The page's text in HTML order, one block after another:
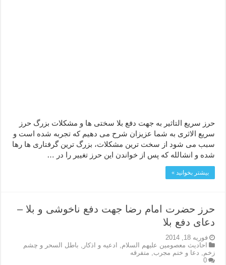
حرز سریع التاثیر به جهت دفع بلا سختی ها و مشکلات بزرگ حرز
سریع الاثری به شما عزیزان شرح می دهیم که تجربه شده است و
سبب می شود از سخت ترین مشکلات، بزرگ ترین گرفتاری ها رها
شده و انشالله که پس از خواندن این حرز تغییر را در …
بیشتر بخوانید »
حرز حضرت امام رضا جهت دفع ناخوشی و بلا –
دعای دفع بلا
فوریه 18, 2014
احاديث معصومين عليهم السلام, ادعيه و اذكار , باطل السحر و چشم
زخم, دعا و ختم مجرب, متفرقه
0